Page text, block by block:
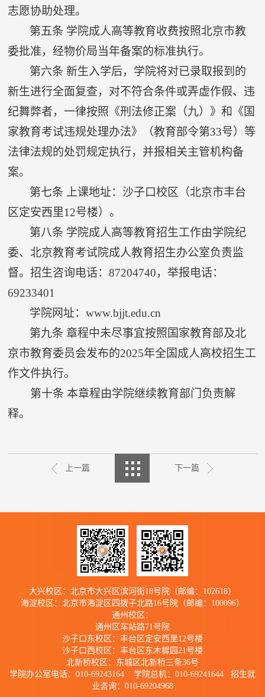
志愿协助处理。
第五条 学院成人高等教育收费按照北京市教
委批准，经物价局当年备案的标准执行。
第六条 新生入学后，学院将对已录取报到的
新生进行全面复查，对不符合条件或弄虚作假、违
纪舞弊者，一律按照《刑法修正案（九）》和《国
家教育考试违规处理办法》（教育部令第33号）等
法律法规的处罚规定执行，并报相关主管机构备
案。
第七条
上课地址：沙子口校区（北京市丰台
区定安西里12号楼）。
第八条 学院成人高等教育招生工作由学院纪
委、北京教育考试院成人教育招生办公室负责监
督。招生咨询电话：87204740，举报电话：
69233401
学院网址：www.bjjt.edu.cn
第九条 章程中未尽事宜按照国家教育部及北
京市教育委员会发布的2025年全国成人高校招生工
作文件执行。
第十条 本章程由学院继续教育部门负责解
释。
上一篇 下一篇
大兴校区：北京市大兴区滨河街18号院（邮编：102618）
海淀校区：北京市海淀区四拨子北路16号院（邮编：100096）
通州校区：
通州区车站路71号院
沙子口东校区：丰台区定安西里12号楼
沙子口西校区：丰台区东木樨园21号楼
北新桥校区：东城区北新桥三条36号
学院办公室电话：010-69243164 学院总机：010-69241644 招生就
业咨询：010-69204968